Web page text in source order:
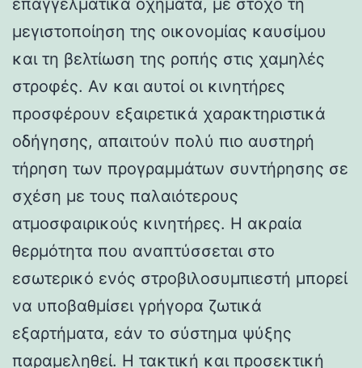
μεγιστοποίηση της οικονομίας καυσίμου
και τη βελτίωση της ροπής στις χαμηλές
στροφές. Αν και αυτοί οι κινητήρες
προσφέρουν εξαιρετικά χαρακτηριστικά
οδήγησης, απαιτούν πολύ πιο αυστηρή
τήρηση των προγραμμάτων συντήρησης σε
σχέση με τους παλαιότερους
ατμοσφαιρικούς κινητήρες. Η ακραία
θερμότητα που αναπτύσσεται στο
εσωτερικό ενός στροβιλοσυμπιεστή μπορεί
να υποβαθμίσει γρήγορα ζωτικά
εξαρτήματα, εάν το σύστημα ψύξης
παραμεληθεί. Η τακτική και προσεκτική